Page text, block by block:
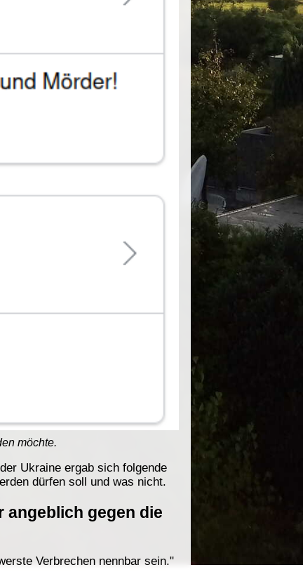
möchte.
Ukraine ergab sich folgende
dürfen soll und was nicht.
angeblich gegen die
Verbrechen nennbar sein."